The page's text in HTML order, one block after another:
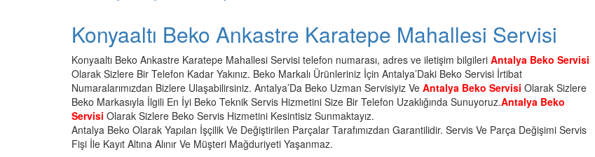
Konyaaltı Beko Ankastre Karatepe Mahallesi Servisi
Konyaaltı Beko Ankastre Karatepe Mahallesi Servisi telefon numarası, adres ve iletişim bilgileri Antalya Beko Servisi
Olarak Sizlere Bir Telefon Kadar Yakınız. Beko Markalı Ürünleriniz İçin Antalya’Daki Beko Servisi İrtibat
Numaralarımızdan Bizlere Ulaşabilirsiniz. Antalya’Da Beko Uzman Servisiyiz Ve Antalya Beko Servisi Olarak Sizlere
Beko Markasıyla İlgili En İyi Beko Teknik Servis Hizmetini Size Bir Telefon Uzaklığında Sunuyoruz.Antalya Beko
Servisi Olarak Sizlere Beko Servis Hizmetini Kesintisiz Sunmaktayız.
Antalya Beko Olarak Yapılan İşçilik Ve Değiştirilen Parçalar Tarafımızdan Garantilidir. Servis Ve Parça Değişimi Servis
Fişi İle Kayıt Altına Alınır Ve Müşteri Mağduriyeti Yaşanmaz.